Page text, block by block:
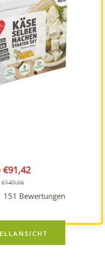
€91,42
Regulärer
Preis
€149,06
151 Bewertungen